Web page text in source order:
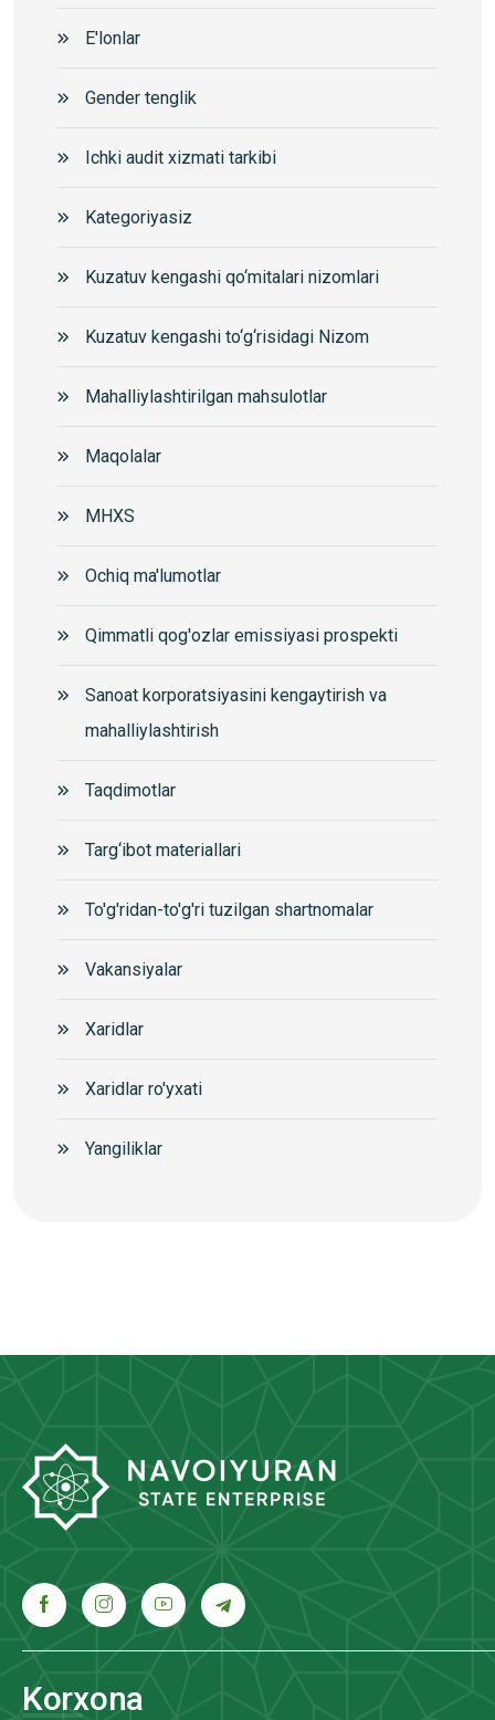
E'lonlar
Gender tenglik
Ichki audit xizmati tarkibi
Kategoriyasiz
Kuzatuv kengashi qo‘mitalari nizomlari
Kuzatuv kengashi to‘g‘risidagi Nizom
Mahalliylashtirilgan mahsulotlar
Maqolalar
MHXS
Ochiq ma'lumotlar
Qimmatli qog'ozlar emissiyasi prospekti
Sanoat korporatsiyasini kengaytirish va
mahalliylashtirish
Taqdimotlar
Targ‘ibot materiallari
To'g'ridan-to'g'ri tuzilgan shartnomalar
Vakansiyalar
Xaridlar
Xaridlar ro'yxati
Yangiliklar
Korxona